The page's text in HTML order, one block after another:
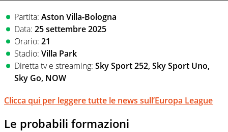
Partita: Aston Villa-Bologna
Data: 25 settembre 2025
Orario: 21
Stadio: Villa Park
Diretta tv e streaming: Sky Sport 252, Sky Sport Uno,
Sky Go, NOW
Clicca qui per leggere tutte le news sull’Europa League
Le probabili formazioni